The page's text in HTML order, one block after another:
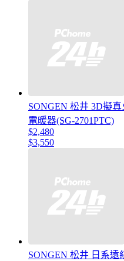
SONGEN 松井 3D擬
電暖器(SG-2701PTC)
$2,480
$3,550
SONGEN 松井 日系